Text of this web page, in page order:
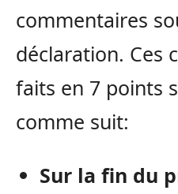
commentaires
déclaration. Ces
faits en 7 points
comme suit:
Sur la fin du